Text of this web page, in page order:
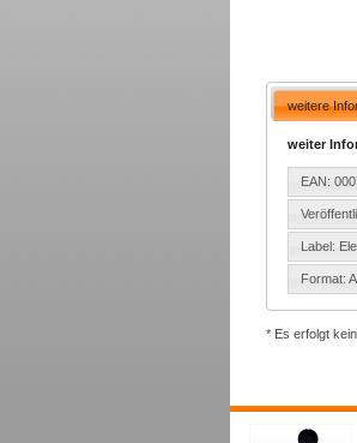
weitere
weiter
EAN:
Label:
Format:
* Es erfolgt